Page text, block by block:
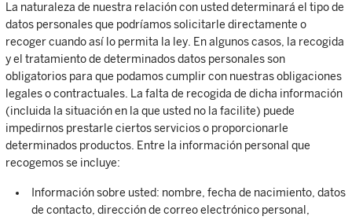
La naturaleza de nuestra relación con usted determinará el tipo de
datos personales que podríamos solicitarle directamente o
recoger cuando así lo permita la ley. En algunos casos, la recogida
y el tratamiento de determinados datos personales son
obligatorios para que podamos cumplir con nuestras obligaciones
legales o contractuales. La falta de recogida de dicha información
(incluida la situación en la que usted no la facilite) puede
impedirnos prestarle ciertos servicios o proporcionarle
determinados productos. Entre la información personal que
recogemos se incluye:
Información sobre usted: nombre, fecha de nacimiento, datos
de contacto, dirección de correo electrónico personal,